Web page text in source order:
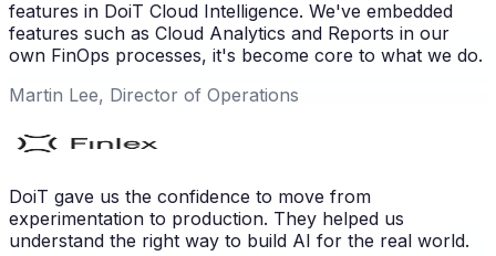
features in DoiT Cloud Intelligence. We've embedded
features such as Cloud Analytics and Reports in our
own FinOps processes, it's become core to what we do.
Martin Lee, Director of Operations
DoiT gave us the confidence to move from
experimentation to production. They helped us
understand the right way to build AI for the real world.